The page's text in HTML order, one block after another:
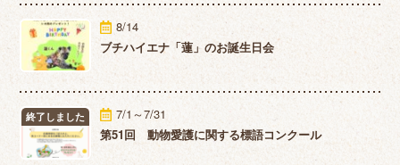
8/14
ブチハイエナ「蓮」のお誕生日会
終了しました
7/1～7/31
第51回 動物愛護に関する標語コンクール